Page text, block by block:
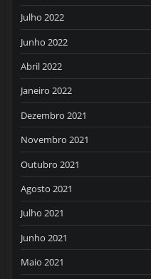
Julho 2022
Junho 2022
Abril 2022
Janeiro 2022
Dezembro 2021
Novembro 2021
Outubro 2021
Agosto 2021
Julho 2021
Junho 2021
Maio 2021